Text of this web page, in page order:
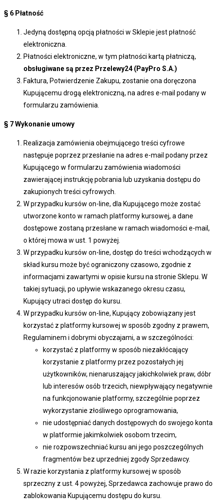
§ 6 Płatność
Jedyną dostępną opcją płatności w Sklepie jest płatność
elektroniczna.
Płatności elektroniczne, w tym płatności kartą płatniczą,
obsługiwane są przez Przelewy24 (PayPro S.A.)
Faktura, Potwierdzenie Zakupu, zostanie ona doręczona
Kupującemu drogą elektroniczną, na adres e-mail podany w
formularzu zamówienia.
§ 7Wykonanie umowy
Realizacja zamówienia obejmującego treści cyfrowe
następuje poprzez przesłanie na adres e-mail podany przez
Kupującego w formularzu zamówienia wiadomości
zawierającej instrukcję pobrania lub uzyskania dostępu do
zakupionych treści cyfrowych.
W przypadku kursów on-line, dla Kupującego może zostać
utworzone konto w ramach platformy kursowej, a dane
dostępowe zostaną przesłane w ramach wiadomości e-mail,
o której mowa w ust. 1 powyżej.
W przypadku kursów on-line, dostęp do treści wchodzących w
skład kursu może być ograniczony czasowo, zgodnie z
informacjami zawartymi w opisie kursu na stronie Sklepu. W
takiej sytuacji, po upływie wskazanego okresu czasu,
Kupujący utraci dostęp do kursu.
W przypadku kursów on-line, Kupujący zobowiązany jest
korzystać z platformy kursowej w sposób zgodny z prawem,
Regulaminem i dobrymi obyczajami, a w szczególności:
korzystać z platformy w sposób niezakłócający
korzystanie z platformy przez pozostałych jej
użytkowników, nienaruszający jakichkolwiek praw, dóbr
lub interesów osób trzecich, niewpływający negatywnie
na funkcjonowanie platformy, szczególnie poprzez
wykorzystanie złośliwego oprogramowania,
nie udostępniać danych dostępowych do swojego konta
w platformie jakimkolwiek osobom trzecim,
nie rozpowszechniać kursu ani jego poszczególnych
fragmentów bez uprzedniej zgody Sprzedawcy.
W razie korzystania z platformy kursowej w sposób
sprzeczny z ust. 4 powyżej, Sprzedawca zachowuje prawo do
zablokowania Kupującemu dostępu do kursu.